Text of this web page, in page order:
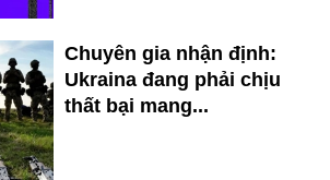
Chuyên gia nhận định:
Ukraina đang phải chịu
thất bại mang...